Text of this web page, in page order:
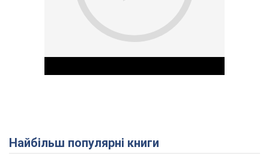
Play Video
Найбільш популярні книги